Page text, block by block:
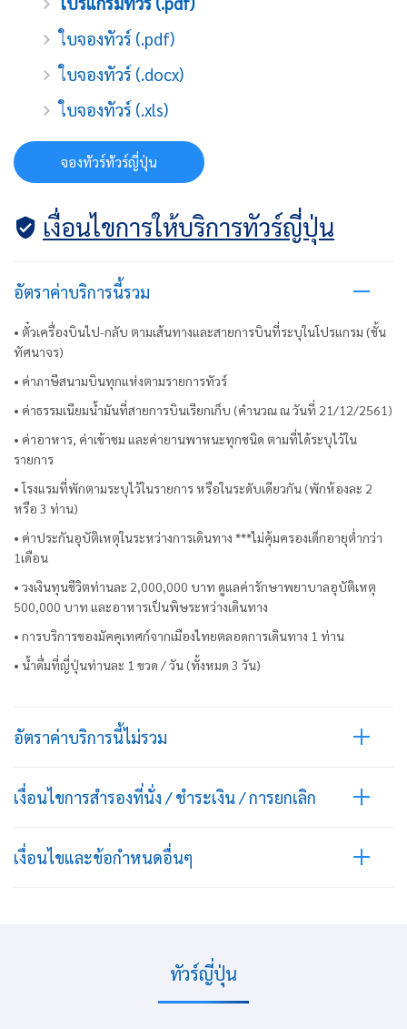
ใบจองทัวร์ (.pdf)
ใบจองทัวร์ (.docx)
ใบจองทัวร์ (.xls)
จองทัวร์ทัวร์ญี่ปุ่น
เงื่อนไขการให้บริการทัวร์ญี่ปุ่น
อัตราค่าบริการนี้รวม
• ตั๋วเครื่องบินไป-กลับ ตามเส้นทางและสายการบินที่ระบุในโปรแกรม (ชั้น
ทัศนาจร)
• ค่าภาษีสนามบินทุกแห่งตามรายการทัวร์
• ค่าธรรมเนียมน้ำมันที่สายการบินเรียกเก็บ (คำนวณ ณ วันที่ 21/12/2561)
• ค่าอาหาร, ค่าเข้าชม และค่ายานพาหนะทุกชนิด ตามที่ได้ระบุไว้ใน
รายการ
• โรงแรมที่พักตามระบุไว้ในรายการ หรือในระดับเดียวกัน (พักห้องละ 2
หรือ 3 ท่าน)
• ค่าประกันอุบัติเหตุในระหว่างการเดินทาง ***ไม่คุ้มครองเด็กอายุต่ำกว่า
1เดือน
• วงเงินทุนชีวิตท่านละ 2,000,000 บาท ดูแลค่ารักษาพยาบาลอุบัติเหตุ
500,000 บาท และอาหารเป็นพิษระหว่างเดินทาง
• การบริการของมัคคุเทศก์จากเมืองไทยตลอดการเดินทาง 1 ท่าน
• น้ำดื่มที่ญี่ปุ่นท่านละ 1 ขวด / วัน (ทั้งหมด 3 วัน)
อัตราค่าบริการนี้ไม่รวม
เงื่อนไขการสำรองที่นั่ง / ชำระเงิน / การยกเลิก
เงื่อนไขและข้อกำหนดอื่นๆ
ทัวร์ญี่ปุ่น